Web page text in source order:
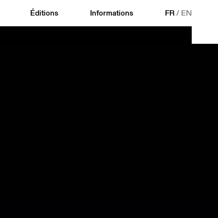
Éditions Informations FR/ EN